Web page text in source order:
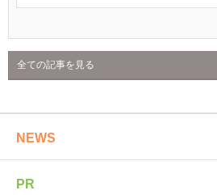
記事検索